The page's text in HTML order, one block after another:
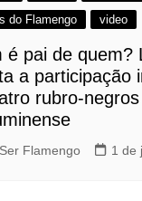
do Flamengo
video
é pai de quem?
a participação
rubro-
Flamengo 1 de